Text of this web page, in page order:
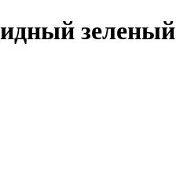
зеленый